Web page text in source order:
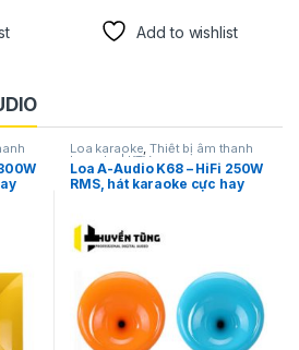
Add to wishlist
Loa karaoke,Thiết bị âm thanh
karaoke | KTV
Loa A-Audio K68 – HiFi 250W
RMS, hát karaoke cực hay